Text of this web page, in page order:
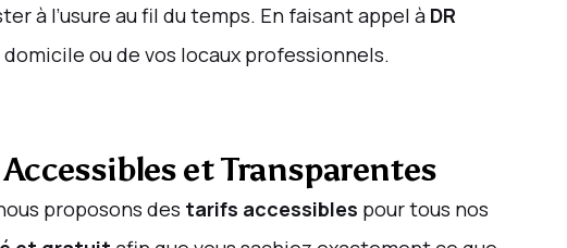
à l’usure au fil du temps. En faisant appel à DR
ou de vos locaux professionnels.
et Transparentes
proposons des tarifs accessibles pour tous nos